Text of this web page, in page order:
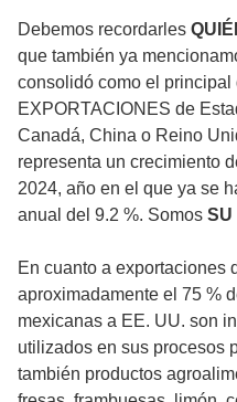
Debemos recordarles
que también ya
consolidó como el principal
EXPORTACIONES de
Canadá, China o Reino
representa un crecimiento
2024, año en el que ya se
anual del 9.2 %. Somos SU
En cuanto a exportaciones
aproximadamente el 75 %
mexicanas a EE. UU. son
utilizados en sus procesos
también productos